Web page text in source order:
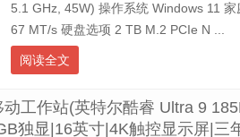
5.1 GHz, 45W) 操作系统 Windows 11
67 MT/s 硬盘选项 2 TB M.2 PCIe N ...
阅读全文
工作站(英特尔酷睿 Ultra 9
独显|16英寸|4K触控显示屏|三